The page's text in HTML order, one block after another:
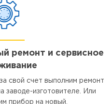
ремонт и сервисное
свой счет выполним ремонт
заводе-изготовителе. Или
прибор на новый.